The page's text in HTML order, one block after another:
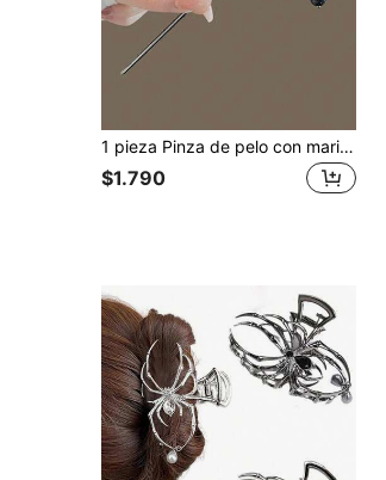
1 pieza Pinza de pelo con mariposa retro, accesorio de pelo de estilo chino único, diseño elegante para mujeres, extensión de moño, creador de moño, pieza de moño, pasadores de peinado, pasadores para el pelo, horquillas, accesorios para el cabello, accesorios para la cabeza
$1.790